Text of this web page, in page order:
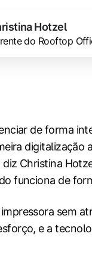
Hotzel
do Rooftop
de forma
digitalização
Christina
funciona de
sem
e a